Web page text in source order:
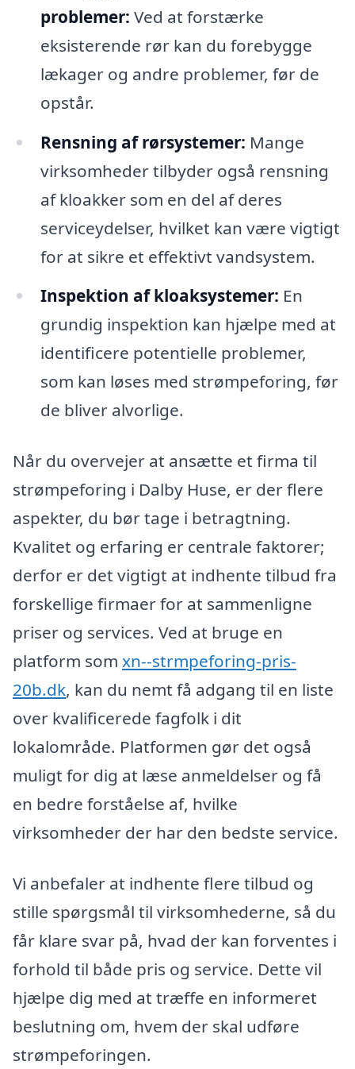
problemer: Ved at forstærke
eksisterende rør kan du forebygge
lækager og andre problemer, før de
opstår.
Rensning af rørsystemer: Mange
virksomheder tilbyder også rensning
af kloakker som en del af deres
serviceydelser, hvilket kan være vigtigt
for at sikre et effektivt vandsystem.
Inspektion af kloaksystemer: En
grundig inspektion kan hjælpe med at
identificere potentielle problemer,
som kan løses med strømpeforing, før
de bliver alvorlige.
Når du overvejer at ansætte et firma til
strømpeforing i Dalby Huse, er der flere
aspekter, du bør tage i betragtning.
Kvalitet og erfaring er centrale faktorer;
derfor er det vigtigt at indhente tilbud fra
forskellige firmaer for at sammenligne
priser og services. Ved at bruge en
platform som xn--strmpeforing-pris-
20b.dk, kan du nemt få adgang til en liste
over kvalificerede fagfolk i dit
lokalområde. Platformen gør det også
muligt for dig at læse anmeldelser og få
en bedre forståelse af, hvilke
virksomheder der har den bedste service.
Vi anbefaler at indhente flere tilbud og
stille spørgsmål til virksomhederne, så du
får klare svar på, hvad der kan forventes i
forhold til både pris og service. Dette vil
hjælpe dig med at træffe en informeret
beslutning om, hvem der skal udføre
strømpeforingen.